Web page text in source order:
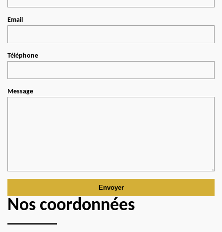
Email
Téléphone
Message
Nos coordonnées